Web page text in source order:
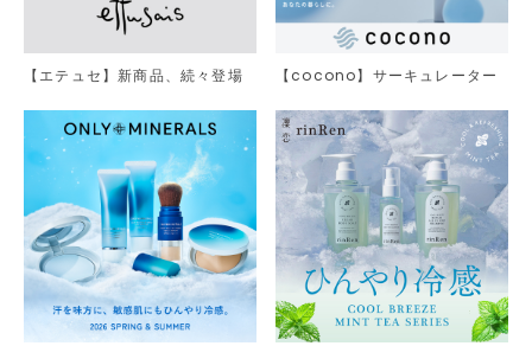
【エテュセ】新商品、続々登場 【cocono】サーキュレーター